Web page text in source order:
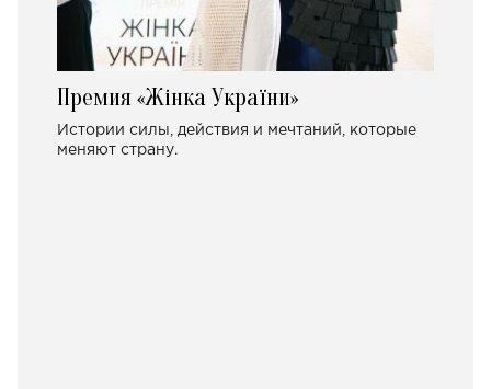
Премия «Жінка України»
Истории силы, действия и мечтаний, которые
меняют страну.